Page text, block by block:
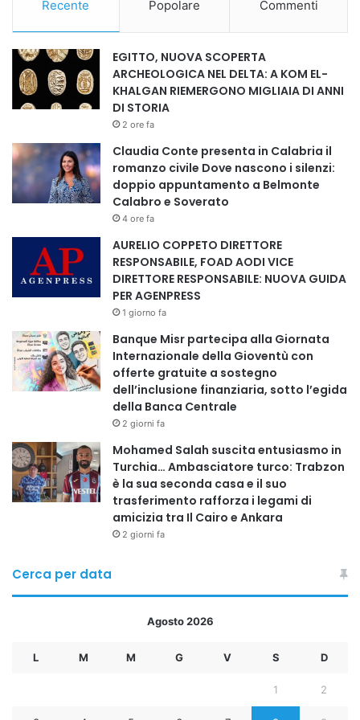
all’autrice, l’On. Gimmi Cangiano, componente della VII
Commissione Cultura, Scienza e Istruzione della Camera
dei Deputati, e il Sen. Gianni Berrino, impegnato nella
prevenzione e nel contrasto al bullismo e cyberbullismo.
Claudia Conte, da sempre attiva nella difesa dei diritti
umani e nella promozione della cultura della legalità, è
Portavoce Ufficiale dell’Osservatorio Nazionale Bullismo e
Disagio Giovanile e conduce su Rai Radio 1 “La mezz’ora
legale”. Direttrice artistica del Ferrara Film Festival, nel
corso della sua carriera ha ricevuto numerosi
riconoscimenti, tra cui il Premio Personalità Europea –
Oscar dei Giovani in Campidoglio (2019), il Premio
Eccellenze Italiane al Senato (2021) e il Premio Remind
“Buone Pratiche Comunicare l’Europa” al Parlamento
Con questi due appuntamenti a Sanremo, Claudia Conte
propone un percorso coerente che unisce denuncia e
speranza, responsabilità collettiva e rinascita personale,
riportando al centro del dibattito pubblico il valore
dell’ascolto, della solidarietà e dell’educazione come
strumenti fondamentali per costruire una società più
consapevole.
Copy URL
Recente Popolare Commenti
EGITTO, NUOVA SCOPERTA
ARCHEOLOGICA NEL DELTA: A KOM EL-
KHALGAN RIEMERGONO MIGLIAIA DI ANNI
DI STORIA
2 ore fa
Claudia Conte presenta in Calabria il
romanzo civile Dove nascono i silenzi:
doppio appuntamento a Belmonte
Calabro e Soverato
4 ore fa
AURELIO COPPETO DIRETTORE
RESPONSABILE, FOAD AODI VICE
DIRETTORE RESPONSABILE: NUOVA GUIDA
PER AGENPRESS
1 giorno fa
Banque Misr partecipa alla Giornata
Internazionale della Gioventù con
offerte gratuite a sostegno
dell’inclusione finanziaria, sotto l’egida
della Banca Centrale
2 giorni fa
Mohamed Salah suscita entusiasmo in
Turchia… Ambasciatore turco: Trabzon
è la sua seconda casa e il suo
trasferimento rafforza i legami di
amicizia tra Il Cairo e Ankara
2 giorni fa
Cerca per data
Agosto 2026
L M M G V S D
1 2